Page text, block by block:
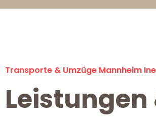
Transporte & Umzüge Mannheim